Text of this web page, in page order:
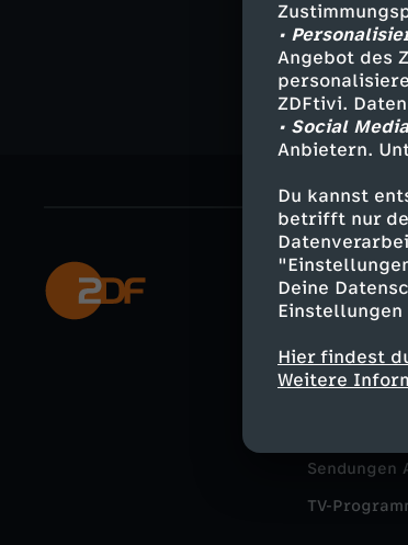
•
Angebot des
ZDFtivi.
• Social
Anbietern.
Du kannst
betrifft nur
Deine
Hier findest
Weitere
Mehr ZDF
ZDF-Apps
Smart TV
ZDFtext
Sendungen
TV-